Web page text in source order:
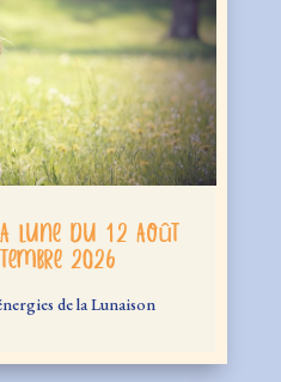
lune du 12 août
2026
de la Lunaison